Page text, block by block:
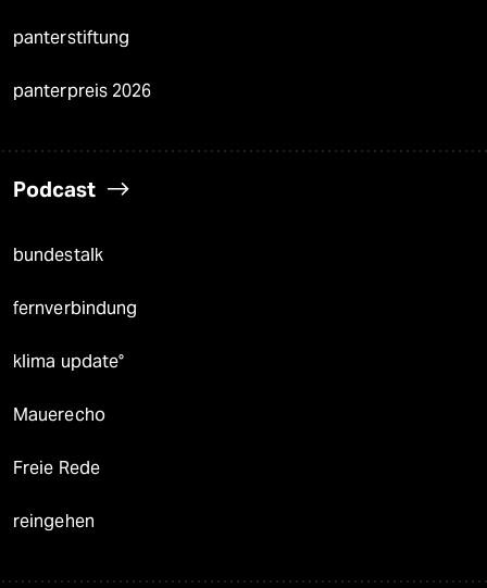
panterstiftung
panterpreis 2026
Podcast
bundestalk
fernverbindung
klima update°
Mauerecho
Freie Rede
reingehen